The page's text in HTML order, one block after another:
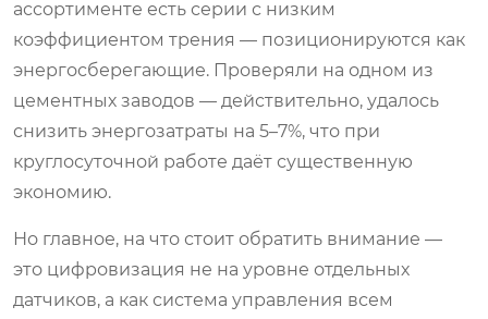
ассортименте есть серии с низким
коэффициентом трения — позиционируются как
энергосберегающие. Проверяли на одном из
цементных заводов — действительно, удалось
снизить энергозатраты на 5–7%, что при
круглосуточной работе даёт существенную
экономию.
Но главное, на что стоит обратить внимание —
это цифровизация не на уровне отдельных
датчиков, а как система управления всем